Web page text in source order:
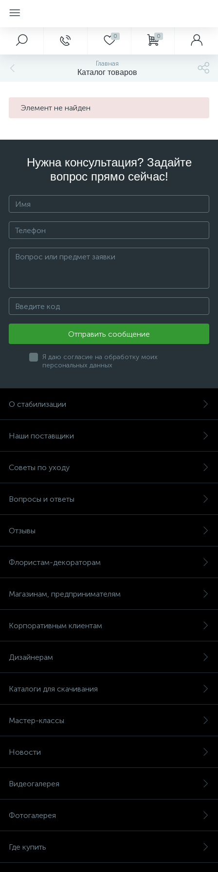
0 0
Главная
Каталог товаров
Элемент не найден
Нужна консультация? Задайте
вопрос прямо сейчас!
Отправить сообщение
Я даю согласие на обработку моих
персональных данных
О стабилизации
Наши поставщики
Советы по уходу
Вопросы и ответы
Отзывы
Флористам-декораторам
Магазинам, предпринимателям
Корпоративным клиентам
Дизайнерам
Каталоги для скачивания
Мастер-классы
Новости
Видеогалерея
Фотогалерея
Где купить